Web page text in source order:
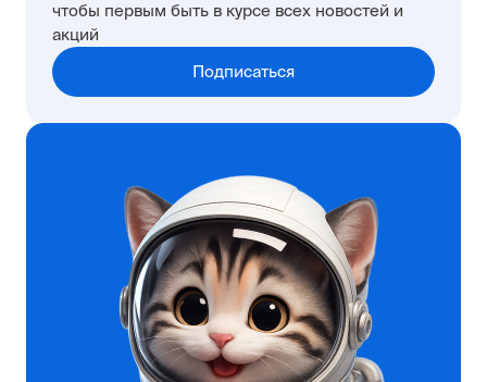
чтобы первым быть в курсе всех новостей и
акций
Подписаться